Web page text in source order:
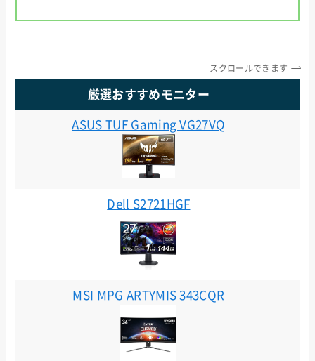
スクロールできます
厳選おすすめモニター
ASUS TUF Gaming VG27VQ
Dell S2721HGF
MSI MPG ARTYMIS 343CQR